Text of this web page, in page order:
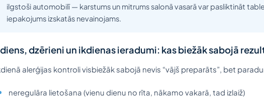
ilgstoši automobilī — karstums un mitrums salonā vasarā var pasliktināt
iepakojums izskatās nevainojams.
dzērieni un ikdienas ieradumi: kas biežāk sabojā
alerģijas kontroli visbiežāk sabojā nevis “vājš preparāts”, bet
neregulāra lietošana (vienu dienu no rīta, nākamo vakarā, tad izlaiž)